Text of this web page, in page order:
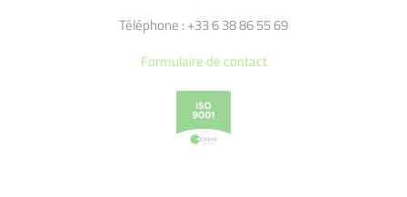
Téléphone : +33 6 38 86 55 69
Formulaire de contact